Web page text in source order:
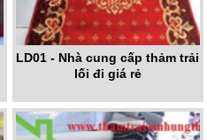
LD01 - Nhà cung cấp thảm trải
lối đi giá rẻ